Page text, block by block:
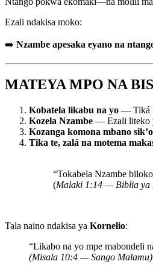
Ezali ndakisa moko:
➡️ Nzambe apesaka eyano na
MATEYA MPO NA
Kobatela likabu na yo — Tiká
Kozela Nzambe — Ezali liteko
Kozanga komona mbano
Tika te, zalá na motema
“Tokabela Nzambe
(Malaki 1:14 — Biblia ya
Tala naino ndakisa ya Kornelio:
“Likabo na yo mpe mabondeli
(Misala 10:4 — Sango Malamu)